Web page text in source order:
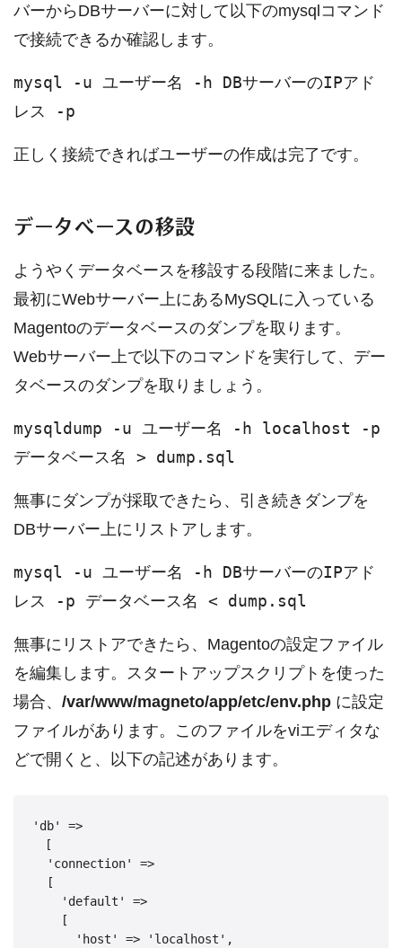
バーからDBサーバーに対して以下のmysqlコマンド
で接続できるか確認します。
mysql -u ユーザー名 -h DBサーバーのIPアド
レス -p
正しく接続できればユーザーの作成は完了です。
データベースの移設
ようやくデータベースを移設する段階に来ました。
最初にWebサーバー上にあるMySQLに入っている
Magentoのデータベースのダンプを取ります。
Webサーバー上で以下のコマンドを実行して、デー
タベースのダンプを取りましょう。
mysqldump -u ユーザー名 -h localhost -p
データベース名 > dump.sql
無事にダンプが採取できたら、引き続きダンプを
DBサーバー上にリストアします。
mysql -u ユーザー名 -h DBサーバーのIPアド
レス -p データベース名 < dump.sql
無事にリストアできたら、Magentoの設定ファイル
を編集します。スタートアップスクリプトを使った
場合、 /var/www/magneto/app/etc/env.php に設定
ファイルがあります。このファイルをviエディタな
どで開くと、以下の記述があります。
'db' =>
[
  'connection' =>
  [
    'default' =>
    [
      'host' => 'localhost',